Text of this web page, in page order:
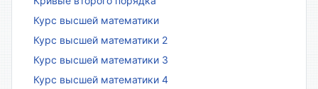
Курс высшей математики
Курс высшей математики 2
Курс высшей математики 3
Курс высшей математики 4